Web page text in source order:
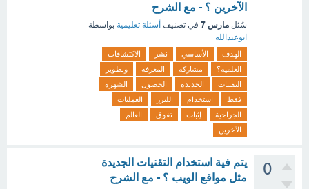
الآخرين ؟ - مع الشرح
سُئل مارس 7 في تصنيف أسئلة تعليمية بواسطة
ابوعبدالله
الهدف الأساسي نشر
الاكتشافات
العلمية؟
مشاركة المعرفة
وتطوير
التقنيات
الجديدة الحصول
الشهرة
فقط
استخدام الليزر
العمليات
الجراحية
إثبات تفوق
العالم
الآخرين
0
يتم فية استخدام التقنيات الجديدة
مثل مواقع الويب ؟ - مع الشرح